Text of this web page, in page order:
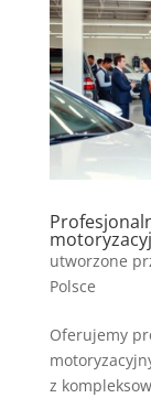
utworzone
Polsce
Oferujemy
z